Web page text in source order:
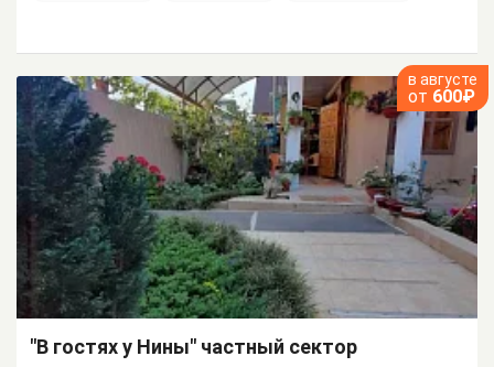
в августе
от 600₽
"В гостях у Нины" частный сектор